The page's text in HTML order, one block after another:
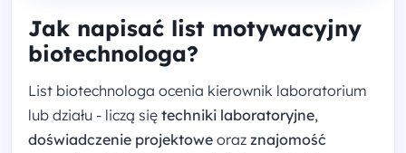
Jak napisać list motywacyjny
biotechnologa?
List biotechnologa ocenia kierownik laboratorium
lub działu - liczą się techniki laboratoryjne,
doświadczenie projektowe oraz znajomość